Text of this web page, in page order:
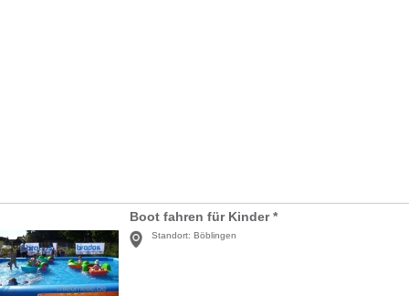
Boot fahren für Kinder *
Standort: Böblingen